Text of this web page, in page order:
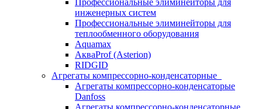
Профессиональные элиминейторы для
инженерных систем
Профессиональные элиминейторы для
теплообменного оборудования
Aquamax
АкваProf (Asterion)
RIDGID
Агрегаты компрессорно-конденсаторные
Агрегаты компрессорно-конденсаторые
Danfoss
Агрегаты компрессорно-конденсаторные